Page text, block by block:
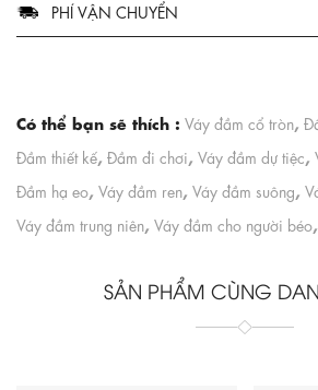
PHÍ VẬN CHUYỂN
Có thể bạn sẽ thích : Váy đầm cổ tròn,
Đầm thiết kế, Đầm đi chơi, Váy đầm dự tiệc,
Đầm hạ eo, Váy đầm ren, Váy đầm suông,
Váy đầm trung niên, Váy đầm cho người béo,
SẢN PHẨM CÙNG